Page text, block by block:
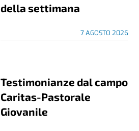
della settimana
7 AGOSTO 2026
Testimonianze dal campo
Caritas-Pastorale
Giovanile